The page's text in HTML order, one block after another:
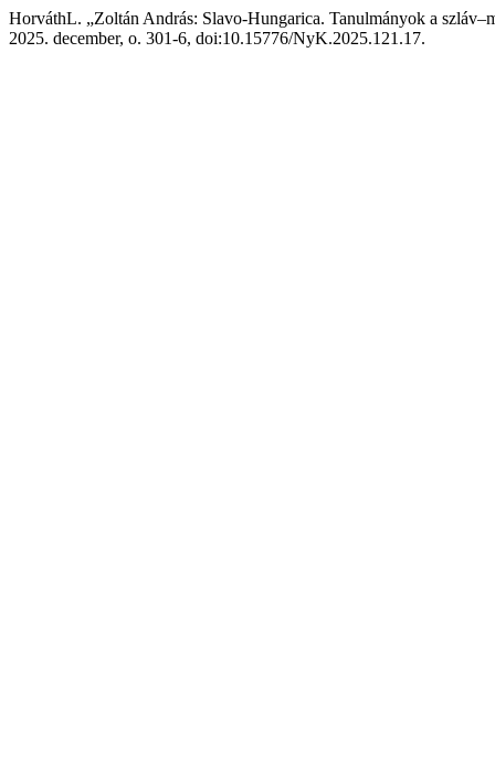
HorváthL. „Zoltán András: Slavo-Hungarica. Tanulmányok a
2025. december, o. 301-6, doi:10.15776/NyK.2025.121.17.